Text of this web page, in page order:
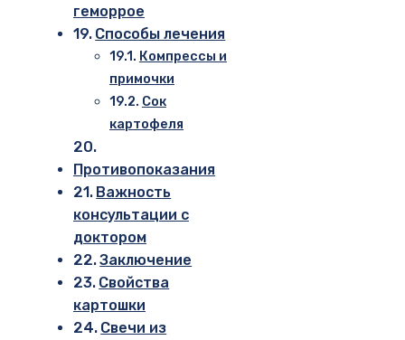
геморрое
Способы лечения
Компрессы и
примочки
Сок
картофеля
Противопоказания
Важность
консультации с
доктором
Заключение
Свойства
картошки
Свечи из